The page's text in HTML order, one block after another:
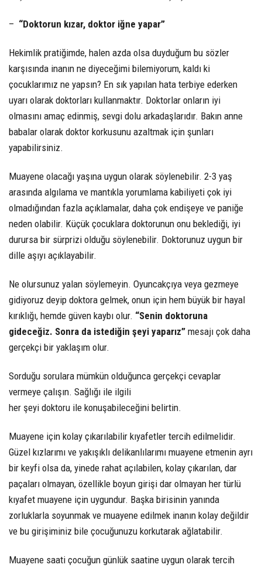
– “Doktorun kızar, doktor iğne yapar”
Hekimlik pratiğimde, halen azda olsa duyduğum bu sözler
karşısında inanın ne diyeceğimi bilemiyorum, kaldı ki
çocuklarımız ne yapsın? En sık yapılan hata terbiye ederken
uyarı olarak doktorları kullanmaktır. Doktorlar onların iyi
olmasını amaç edinmiş, sevgi dolu arkadaşlarıdır. Bakın anne
babalar olarak doktor korkusunu azaltmak için şunları
yapabilirsiniz.
Muayene olacağı yaşına uygun olarak söylenebilir. 2-3 yaş
arasında algılama ve mantıkla yorumlama kabiliyeti çok iyi
olmadığından fazla açıklamalar, daha çok endişeye ve paniğe
neden olabilir. Küçük çocuklara doktorunun onu beklediği, iyi
durursa bir sürprizi olduğu söylenebilir. Doktorunuz uygun bir
dille aşıyı açıklayabilir.
Ne olursunuz yalan söylemeyin. Oyuncakçıya veya gezmeye
gidiyoruz deyip doktora gelmek, onun için hem büyük bir hayal
kırıklığı, hemde güven kaybı olur. “Senin doktoruna
gideceğiz. Sonra da istediğin şeyi yaparız” mesajı çok daha
gerçekçi bir yaklaşım olur.
Sorduğu sorulara mümkün olduğunca gerçekçi cevaplar
vermeye çalışın. Sağlığı ile ilgili
her şeyi doktoru ile konuşabileceğini belirtin.
Muayene için kolay çıkarılabilir kıyafetler tercih edilmelidir.
Güzel kızlarımı ve yakışıklı delikanlılarımı muayene etmenin ayrı
bir keyfi olsa da, yinede rahat açılabilen, kolay çıkarılan, dar
paçaları olmayan, özellikle boyun girişi dar olmayan her türlü
kıyafet muayene için uygundur. Başka birisinin yanında
zorluklarla soyunmak ve muayene edilmek inanın kolay değildir
ve bu girişiminiz bile çocuğunuzu korkutarak ağlatabilir.
Muayene saati çocuğun günlük saatine uygun olarak tercih